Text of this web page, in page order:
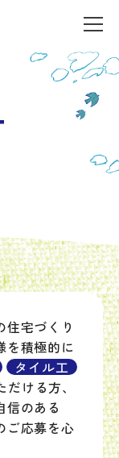
宅づくり
を積極的に
タイル工
ける方、
信のある
ご応募を心